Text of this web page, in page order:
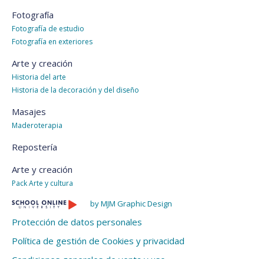
Fotografía
Fotografía de estudio
Fotografía en exteriores
Arte y creación
Historia del arte
Historia de la decoración y del diseño
Masajes
Maderoterapia
Repostería
Arte y creación
Pack Arte y cultura
by MJM Graphic Design
Protección de datos personales
Política de gestión de Cookies y privacidad